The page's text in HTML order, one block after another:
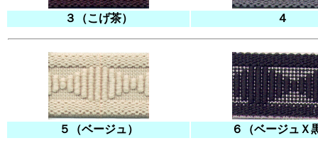
３（こげ茶） ４
５（ベージュ） ６（ベージュＸ